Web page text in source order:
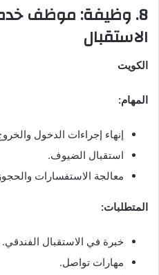
8. وظيفة: موظف
الاستقبال
الكويت
المهام:
إنهاء إجراءات الدخول
استقبال الضيوف.
معالجة الاستفسارات
المتطلبات:
خبرة في الاستقبال الفندقي.
مهارات تواصل.